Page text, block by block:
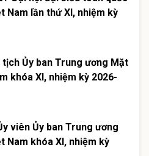
Nam lần thứ XI, nhiệm kỳ
Ủy ban Trung ương Mặt
khóa XI, nhiệm kỳ 2026-
viên Ủy ban Trung ương
Nam khóa XI, nhiệm kỳ